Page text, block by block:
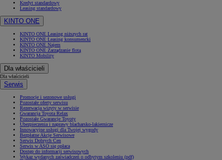
Kredyt standardowy
Leasing standardowy
KINTO ONE
KINTO ONE Leasing niższych rat
KINTO ONE Leasing konsumencki
KINTO ONE Najem
KINTO ONE Zarządzanie flotą
KINTO Mobility
Dla właścicieli
Dla właścicieli
Serwis
Promocje i sezonowe usługi
Pozostałe oferty serwisu
Rezerwacja wizyty w serwisie
Gwarancja Toyota Relax
Pozostałe Gwarancje Toyoty
Ubezpieczenia i naprawy blacharsko-lakiernicze
Innowacyjne usługi dla Twojej wygody
Bezpłatne Akcje Serwisowe
Serwis Dobrych Cen
Serwis w ASO się opłaca
Dostęp do informacji serwisowych
Wykaz wydanych zaświadczeń o odbytym szkoleniu (pdf)